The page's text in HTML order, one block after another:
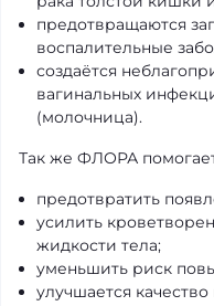
предотвращаются
воспалительные
создаётся
вагинальных
(молочница).
Так же ФЛОРА
предотвратить
усилить
жидкости тела;
уменьшить риск
улучшается